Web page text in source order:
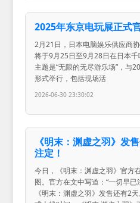
2025年东京电玩展正式
2月21日，日本电脑娱乐供应商
将于9月25日至9月28日在日本
主题是“无限的无尽游乐场”，与
形式举行，包括现场活
2026-06-30 23:30:02
《明末：渊虚之羽》发
注定！
今日，《明末：渊虚之羽》官方
图。官方在文中写道：“一切早
《明末：渊虚之羽》发售还有2